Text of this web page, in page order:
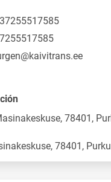
78401,